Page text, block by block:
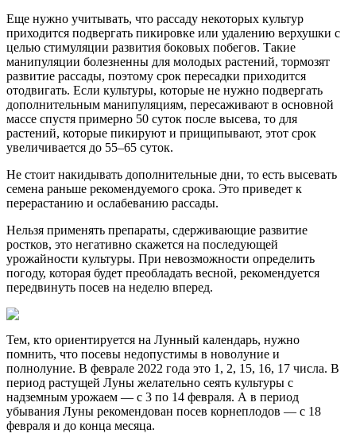
Еще нужно учитывать, что рассаду некоторых культур
приходится подвергать пикировке или удалению верхушки с
целью стимуляции развития боковых побегов. Такие
манипуляции болезненны для молодых растений, тормозят
развитие рассады, поэтому срок пересадки приходится
отодвигать. Если культуры, которые не нужно подвергать
дополнительным манипуляциям, пересаживают в основной
массе спустя примерно 50 суток после высева, то для
растений, которые пикируют и прищипывают, этот срок
увеличивается до 55–65 суток.
Не стоит накидывать дополнительные дни, то есть высевать
семена раньше рекомендуемого срока. Это приведет к
перерастанию и ослабеванию рассады.
Нельзя применять препараты, сдерживающие развитие
ростков, это негативно скажется на последующей
урожайности культуры. При невозможности определить
погоду, которая будет преобладать весной, рекомендуется
передвинуть посев на неделю вперед.
Тем, кто ориентируется на Лунный календарь, нужно
помнить, что посевы недопустимы в новолуние и
полнолуние. В феврале 2022 года это 1, 2, 15, 16, 17 числа. В
период растущей Луны желательно сеять культуры с
надземным урожаем — с 3 по 14 февраля. А в период
убывания Луны рекомендован посев корнеплодов — с 18
февраля и до конца месяца.